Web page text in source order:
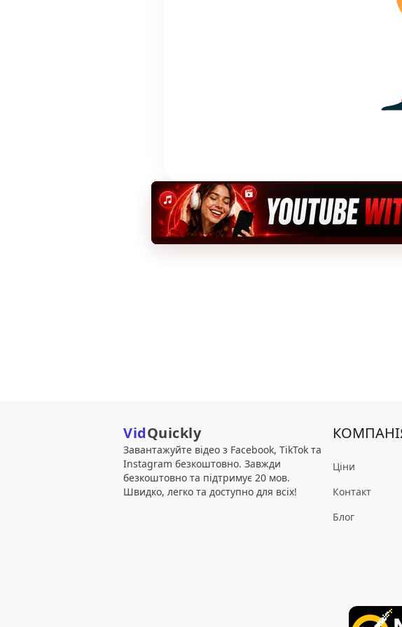
VidQuickly
Завантажуйте відео з Facebook, TikTok та
Instagram безкоштовно. Завжди
безкоштовно та підтримує 20 мов.
Швидко, легко та доступно для всіх!
Ціни
Контакт
Блог